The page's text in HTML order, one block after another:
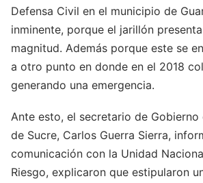
Defensa Civil en el municipio de
inminente, porque el jarillón
magnitud. Además porque este se
a otro punto en donde en el 2018
generando una emergencia.
Ante esto, el secretario de
de Sucre, Carlos Guerra Sierra,
comunicación con la Unidad
Riesgo, explicaron que estipularon